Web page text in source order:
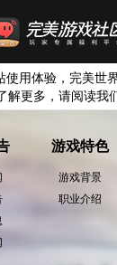
使用体验，完美世
解更多，请阅读我
游戏特色
游戏背景
职业介绍